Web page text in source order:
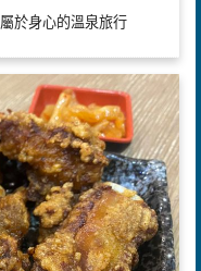
於身心的溫泉旅行